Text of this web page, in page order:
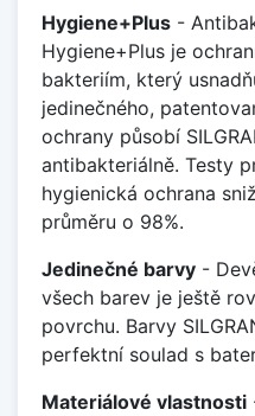
Hygiene+Plus -
Hygiene+Plus je
bakteriím, který
jedinečného,
ochrany působí
antibakteriálně. Testy
hygienická ochrana
průměru o 98%.
Jedinečné barvy -
všech barev je ještě
povrchu. Barvy
perfektní soulad s
Materiálové vlastnosti